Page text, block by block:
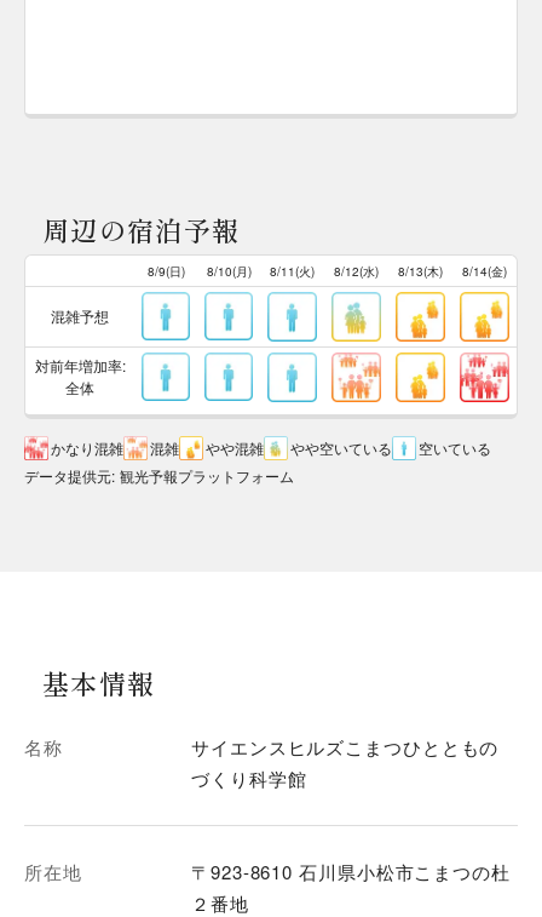
周辺の宿泊予報
8/9(日) 8/10(月) 8/11(火) 8/12(水) 8/13(木) 8/14(金)
混雑予想
対前年増加率:
全体
かなり混雑 混雑 やや混雑 やや空いている
空いている
データ提供元: 観光予報プラットフォーム
基本情報
名称
サイエンスヒルズこまつひとともの
づくり科学館
所在地
〒923-8610 石川県小松市こまつの杜
２番地